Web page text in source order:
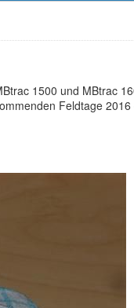
1500 und MBtrac
Feldtage